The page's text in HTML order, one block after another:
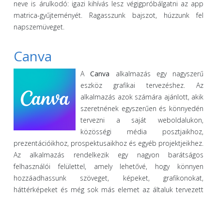
neve is árulkodó: igazi kihívás lesz végigpróbálgatni az app
matrica-gyűjteményét. Ragasszunk bajszot, húzzunk fel
napszemüveget.
Canva
ACanva alkalmazás egy nagyszerű
eszköz grafikai tervezéshez. Az
alkalmazás azok számára ajánlott, akik
szeretnének egyszerűen és könnyedén
tervezni a saját weboldalukon,
közösségi média posztjaikhoz,
prezentációikhoz, prospektusaikhoz és egyéb projektjeikhez.
Az alkalmazás rendelkezik egy nagyon barátságos
felhasználói felülettel, amely lehetővé, hogy könnyen
hozzáadhassunk szöveget, képeket, grafikonokat,
háttérképeket és még sok más elemet az általuk tervezett